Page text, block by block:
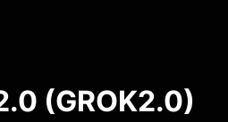
(GROK2.0)